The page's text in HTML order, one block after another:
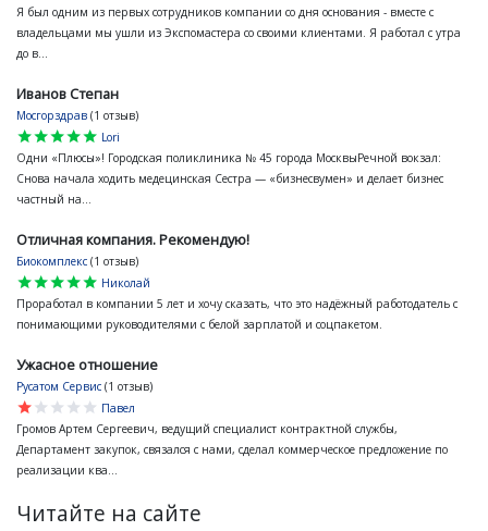
Я был одним из первых сотрудников компании со дня основания - вместе с
владельцами мы ушли из Экспомастера со своими клиентами. Я работал с утра
до в...
Иванов Степан
Мосгорздрав (1 отзыв)
star
star
star
star
star
Lori
Одни «Плюсы»! Городская поликлиника № 45 города МосквыРечной вокзал:
Снова начала ходить медецинская Сестра — «бизнесвумен» и делает бизнес
частный на...
Отличная компания. Рекомендую!
Биокомплекс (1 отзыв)
star
star
star
star
star
Николай
Проработал в компании 5 лет и хочу сказать, что это надёжный работодатель с
понимающими руководителями с белой зарплатой и соцпакетом.
Ужасное отношение
Русатом Сервис (1 отзыв)
star
star
star
star
star
Павел
Громов Артем Сергеевич, ведущий специалист контрактной службы,
Департамент закупок, связался с нами, сделал коммерческое предложение по
реализации ква...
Читайте на сайте